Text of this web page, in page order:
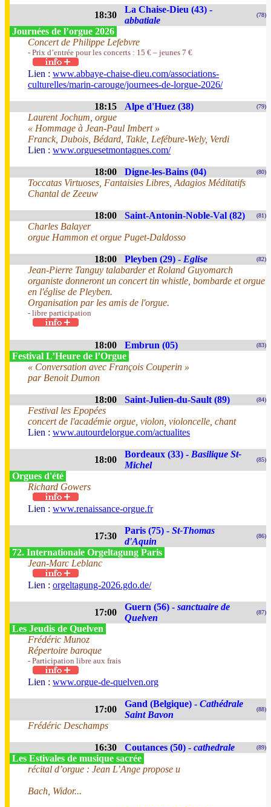
18:30
La Chaise-Dieu (43) -
abbatiale
(78)
Journées de l’orgue 2026
Concert de Philippe Lefebvre
- Prix d’entrée pour les concerts : 15 € – jeunes 7 €
Lien : www.abbaye-chaise-dieu.com/associations-
culturelles/marin-carouge/journees-de-lorgue-2026/
18:15 Alpe d'Huez (38) (79)
Laurent Jochum, orgue
« Hommage à Jean-Paul Imbert »
Franck, Dubois, Bédard, Takle, Lefébure-Wely, Verdi
Lien : www.orguesetmontagnes.com/
18:00 Digne-les-Bains (04) (80)
Toccatas Virtuoses, Fantaisies Libres, Adagios Méditatifs
Chantal de Zeeuw
18:00 Saint-Antonin-Noble-Val (82) (81)
Charles Balayer
orgue Hammon et orgue Puget-Daldosso
18:00 Pleyben (29) - Eglise (82)
Jean-Pierre Tanguy talabarder et Roland Guyomarch
organiste donneront un concert tin whistle, bombarde et orgue
en l'église de Pleyben.
Organisation par les amis de l'orgue.
- libre participation
18:00 Embrun (05) (83)
Festival L’Heure de l’Orgue
« Conversation avec François Couperin »
par Benoit Dumon
18:00 Saint-Julien-du-Sault (89) (84)
Festival les Epopées
concert de l'académie orgue, violon, violoncelle, chant
Lien : www.autourdelorgue.com/actualites
18:00
Bordeaux (33) - Basilique St-
Michel
(85)
Orgues d'été
Richard Gowers
Lien : www.renaissance-orgue.fr
17:30
Paris (75) - St-Thomas
d'Aquin
(86)
72. Internationale Orgeltagung Paris
Jean-Marc Leblanc
Lien : orgeltagung-2026.gdo.de/
17:00
Guern (56) - sanctuaire de
Quelven
(87)
Les Jeudis de Quelven
Frédéric Munoz
Répertoire baroque
- Participation libre aux frais
Lien : www.orgue-de-quelven.org
17:00
Gand (Belgique) - Cathédrale
Saint Bavon
(88)
Frédéric Deschamps
16:30 Coutances (50) - cathedrale (89)
Les Estivales de musique sacrée
récital d’orgue : Jean L’Ange propose u
Bach, Widor...